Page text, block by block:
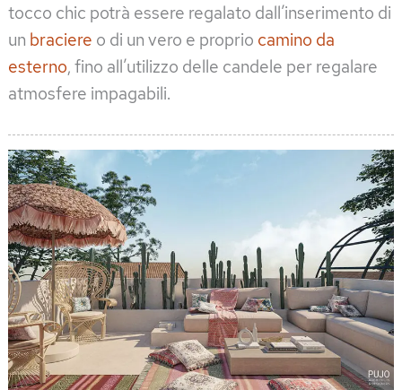
tocco chic potrà essere regalato dall’inserimento di
un braciere o di un vero e proprio camino da
esterno, fino all’utilizzo delle candele per regalare
atmosfere impagabili.